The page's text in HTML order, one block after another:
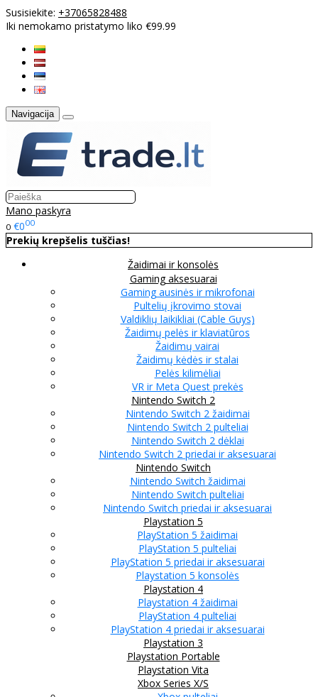
Susisiekite: +37065828488
Iki nemokamo pristatymo liko €99.99
Navigacija
Mano paskyra
0 €000
Prekių krepšelis tuščias!
Žaidimai ir konsolės
Gaming aksesuarai
Gaming ausinės ir mikrofonai
Pultelių įkrovimo stovai
Valdiklių laikikliai (Cable Guys)
Žaidimų pelės ir klaviatūros
Žaidimų vairai
Žaidimų kėdės ir stalai
Pelės kilimėliai
VR ir Meta Quest prekės
Nintendo Switch 2
Nintendo Switch 2 žaidimai
Nintendo Switch 2 pulteliai
Nintendo Switch 2 dėklai
Nintendo Switch 2 priedai ir aksesuarai
Nintendo Switch
Nintendo Switch žaidimai
Nintendo Switch pulteliai
Nintendo Switch priedai ir aksesuarai
Playstation 5
PlayStation 5 žaidimai
PlayStation 5 pulteliai
PlayStation 5 priedai ir aksesuarai
Playstation 5 konsolės
Playstation 4
Playstation 4 žaidimai
PlayStation 4 pulteliai
PlayStation 4 priedai ir aksesuarai
Playstation 3
Playstation Portable
Playstation Vita
Xbox Series X/S